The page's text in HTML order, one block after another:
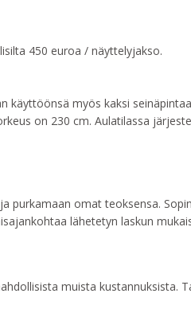
450 euroa / näyttelyjakso.
myös kaksi
on 230 cm. Aulatilassa
omat teoksensa.
lähetetyn laskun
muista kustannuksista.